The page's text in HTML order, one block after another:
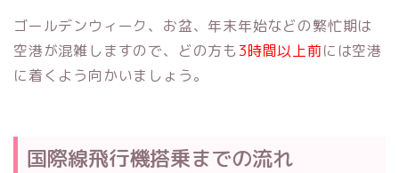
ゴールデンウィーク、お盆、年末年始などの繁忙期は
空港が混雑しますので、どの方も 3時間以上前には空港
に着くよう向かいましょう。
国際線飛行機搭乗までの流れ